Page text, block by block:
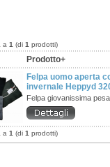
a 1 (di 1 prodotti)
Prodotto+
Felpa uomo aperta
invernale Heppyd
Felpa giovanissima
a 1 (di 1 prodotti)